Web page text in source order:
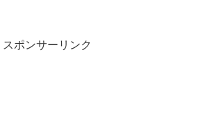
スポンサーリンク